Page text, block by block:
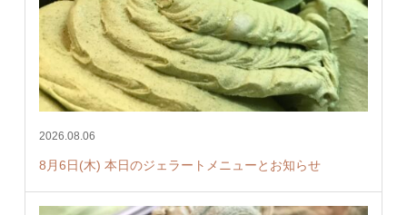
2026.08.06
8月6日(木) 本日のジェラートメニューとお知らせ